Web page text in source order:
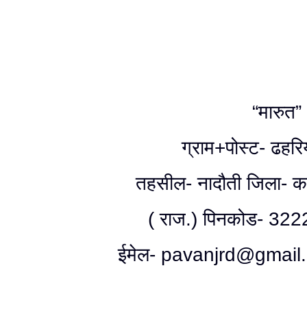
“मारुत”
ग्राम+पोस्ट-
तहसील- नादौती जिला-
( राज.) पिनकोड-
ईमेल-